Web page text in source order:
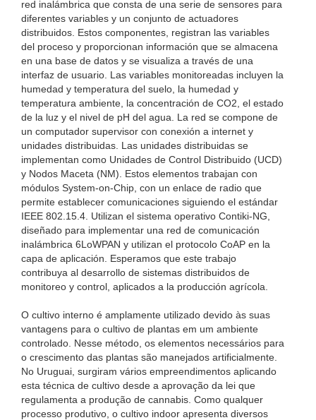
red inalámbrica que consta de una serie de sensores para
diferentes variables y un conjunto de actuadores
distribuidos. Estos componentes, registran las variables
del proceso y proporcionan información que se almacena
en una base de datos y se visualiza a través de una
interfaz de usuario. Las variables monitoreadas incluyen la
humedad y temperatura del suelo, la humedad y
temperatura ambiente, la concentración de CO2, el estado
de la luz y el nivel de pH del agua. La red se compone de
un computador supervisor con conexión a internet y
unidades distribuidas. Las unidades distribuidas se
implementan como Unidades de Control Distribuido (UCD)
y Nodos Maceta (NM). Estos elementos trabajan con
módulos System-on-Chip, con un enlace de radio que
permite establecer comunicaciones siguiendo el estándar
IEEE 802.15.4. Utilizan el sistema operativo Contiki-NG,
diseñado para implementar una red de comunicación
inalámbrica 6LoWPAN y utilizan el protocolo CoAP en la
capa de aplicación. Esperamos que este trabajo
contribuya al desarrollo de sistemas distribuidos de
monitoreo y control, aplicados a la producción agrícola.
O cultivo interno é amplamente utilizado devido às suas
vantagens para o cultivo de plantas em um ambiente
controlado. Nesse método, os elementos necessários para
o crescimento das plantas são manejados artificialmente.
No Uruguai, surgiram vários empreendimentos aplicando
esta técnica de cultivo desde a aprovação da lei que
regulamenta a produção de cannabis. Como qualquer
processo produtivo, o cultivo indoor apresenta diversos